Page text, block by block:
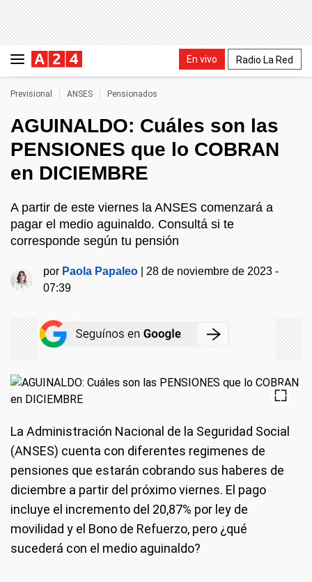
En vivo Radio La Red
Previsional ANSES Pensionados
AGUINALDO: Cuáles son las
PENSIONES que lo COBRAN
en DICIEMBRE
A partir de este viernes la ANSES comenzará a
pagar el medio aguinaldo. Consultá si te
corresponde según tu pensión
por Paola Papaleo
28 de noviembre de 2023 -
07:39
La Administración Nacional de la Seguridad Social
(ANSES) cuenta con diferentes regimenes de
pensiones que estarán cobrando sus haberes de
diciembre a partir del próximo viernes. El pago
incluye el incremento del 20,87% por ley de
movilidad y el Bono de Refuerzo, pero ¿qué
sucederá con el medio aguinaldo?